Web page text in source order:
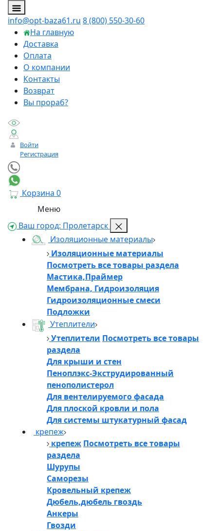
info@opt-baza61.ru 8 (800) 550-30-60
На главную
Доставка
Оплата
О компании
Контакты
Возврат
Вы прораб?
Войти
Регистрация
Корзина 0
Меню
Ваш город: Пролетарск
Изоляционные материалы
Изоляционные материалы
Посмотреть все товары раздела
Мастика,Праймер
Мембрана, Гидроизоляция
Гидроизоляционные смеси
Подложки
Утеплители
Утеплители Посмотреть все товары
раздела
Для крыши и стен
Пеноплэкс-Экструдированный
пенополистерол
Для вентелируемого фасада
Для плоской кровли и пола
Для системы штукатурный фасад
крепеж
крепеж Посмотреть все товары
раздела
Шурупы
Саморезы
Кровельный крепеж
Дюбель,дюбель гвоздь
Анкеры
Гвозди